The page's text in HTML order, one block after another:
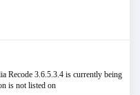
Recode 3.6.5.3.4 is currently being
is not listed on